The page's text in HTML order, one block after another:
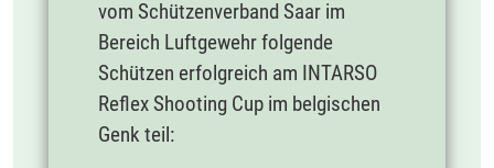
vom Schützenverband Saar im
Bereich Luftgewehr folgende
Schützen erfolgreich am INTARSO
Reflex Shooting Cup im belgischen
Genk teil: